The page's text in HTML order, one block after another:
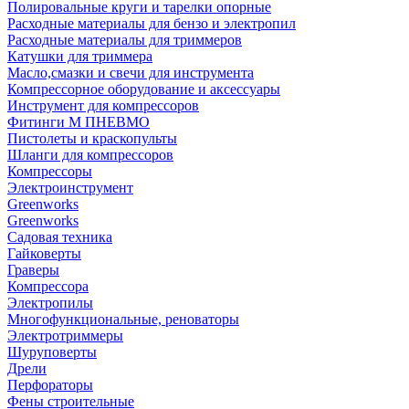
Полировальные круги и тарелки опорные
Расходные материалы для бензо и электропил
Расходные материалы для триммеров
Катушки для триммера
Масло,смазки и свечи для инструмента
Компрессорное оборудование и аксессуары
Инструмент для компрессоров
Фитинги М ПНЕВМО
Пистолеты и краскопульты
Шланги для компрессоров
Компрессоры
Электроинструмент
Greenworks
Greenworks
Садовая техника
Гайковерты
Граверы
Компрессора
Электропилы
Многофункциональные, реноваторы
Электротриммеры
Шуруповерты
Дрели
Перфораторы
Фены строительные